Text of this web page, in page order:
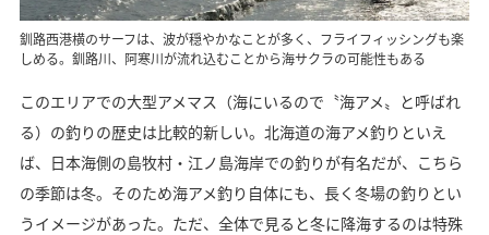
釧路西港横のサーフは、波が穏やかなことが多く、フライフィッシングも楽
しめる。釧路川、阿寒川が流れ込むことから海サクラの可能性もある
このエリアでの大型アメマス（海にいるので〝海アメ〟と呼ばれ
る）の釣りの歴史は比較的新しい。北海道の海アメ釣りといえ
ば、日本海側の島牧村・江ノ島海岸での釣りが有名だが、こちら
の季節は冬。そのため海アメ釣り自体にも、長く冬場の釣りとい
うイメージがあった。ただ、全体で見ると冬に降海するのは特殊